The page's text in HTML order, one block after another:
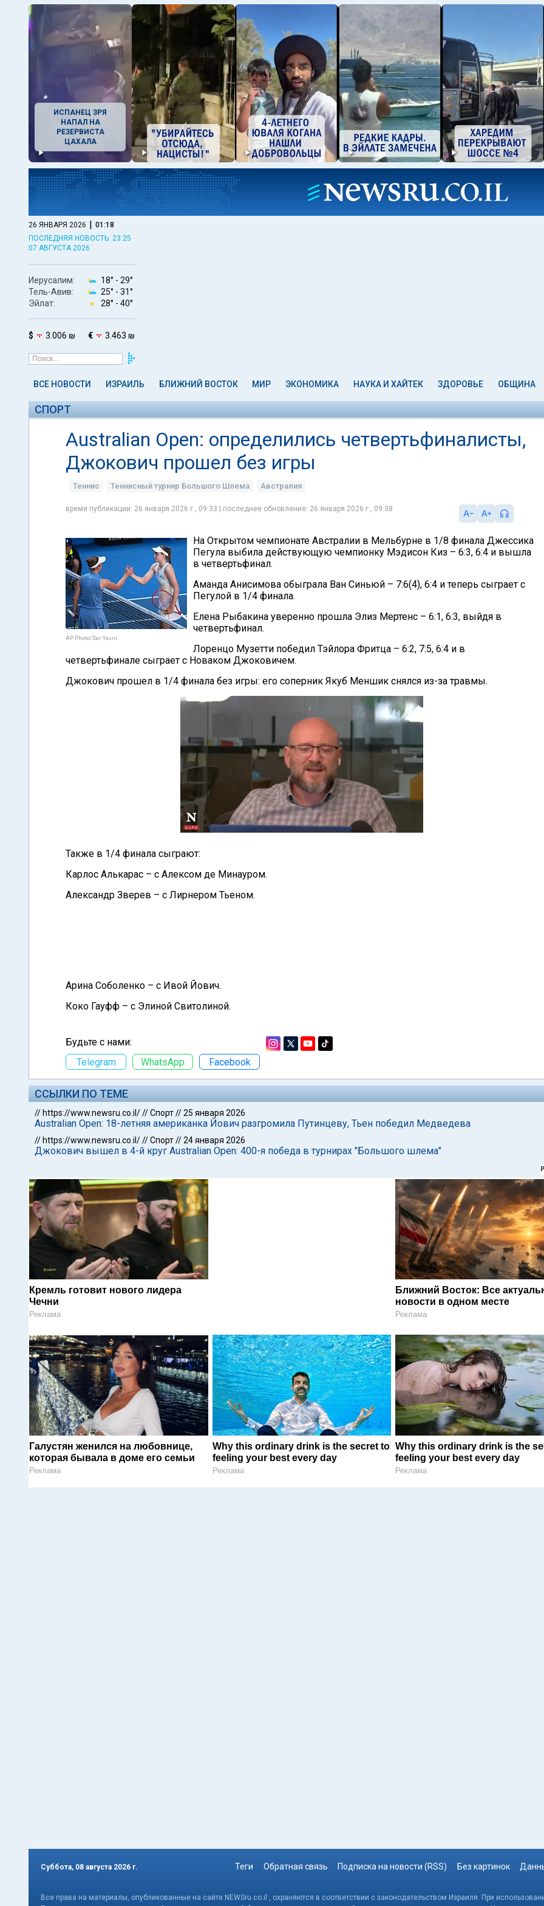
ИСПАНЕЦ ЗРЯ
НАПАЛ НА
РЕЗЕРВИСТА
ЦАХАЛА
26 ЯНВАРЯ 2026 | 01:18
ПОСЛЕДНЯЯ НОВОСТЬ: 23:25
07 АВГУСТА 2026
Иерусалим: 18° - 29°
Тель-Авив:
25° - 31°
Эйлат:
28° - 40°
$ 3.006 ₪ € 3.463 ₪
ВСЕ НОВОСТИ ИЗРАИЛЬ БЛИЖНИЙ ВОСТОК МИР ЭКОНОМИКА НАУКА И ХАЙТЕК ЗДОРОВЬЕ ОБЩИНА
СПОРТ
Australian Open: определились четвертьфиналисты,
Джокович прошел без игры
Теннис Теннисный турнир Большого Шлема Австралия
время публикации: 26 января 2026 г., 09:33 | последнее обновление: 26 января 2026 г., 09:38
AP Photo/Dar Yasin
На Открытом чемпионате Австралии в Мельбурне в 1/8 финала Джессика
Пегула выбила действующую чемпионку Мэдисон Киз – 6:3, 6:4 и вышла
в четвертьфинал.
Аманда Анисимова обыграла Ван Синьюй – 7:6(4), 6:4 и теперь сыграет с
Пегулой в 1/4 финала.
Елена Рыбакина уверенно прошла Элиз Мертенс – 6:1, 6:3, выйдя в
четвертьфинал.
Лоренцо Музетти победил Тэйлора Фритца – 6:2, 7:5, 6:4 и в
четвертьфинале сыграет с Новаком Джоковичем.
Джокович прошел в 1/4 финала без игры: его соперник Якуб Меншик снялся из-за травмы.
Также в 1/4 финала сыграют:
Карлос Алькарас – с Алексом де Минауром.
Александр Зверев – с Лирнером Тьеном.
Арина Соболенко – с Ивой Йович.
Коко Гауфф – с Элиной Свитолиной.
Будьте с нами:
Telegram
WhatsApp Facebook
ССЫЛКИ ПО ТЕМЕ
// https://www.newsru.co.il///Спорт//25 января 2026
Australian Open: 18-летняя американка Йович разгромила Путинцеву, Тьен победил Медведева
// https://www.newsru.co.il///Спорт//24 января 2026
Джокович вышел в 4-й круг Australian Open: 400-я победа в турнирах "Большого шлема"
Кремль готовит нового лидера
Чечни
Реклама
Ближний Восток: Все
новости в одном месте
Реклама
Галустян женился на любовнице,
которая бывала в доме его семьи
Реклама
Why this ordinary drink is the secret to
feeling your best every day
Реклама
Why this ordinary drink is the
feeling your best every day
Реклама
Суббота, 08 августа 2026 г. Теги Обратная связь Подписка на новости (RSS) Без картинок
Все права на материалы, опубликованные на сайте NEWSru.co.il , охраняются в соответствии с законодательством Израиля. При